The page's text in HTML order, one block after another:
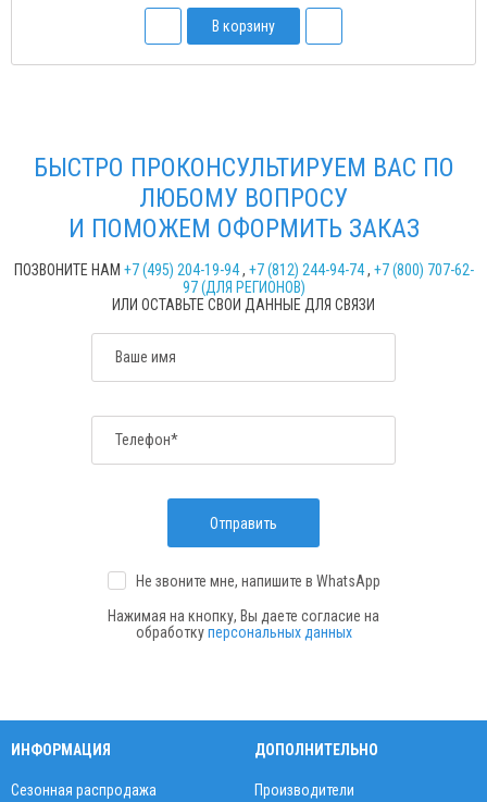
В корзину
БЫСТРО ПРОКОНСУЛЬТИРУЕМ ВАС ПО
ЛЮБОМУ ВОПРОСУ
И ПОМОЖЕМ ОФОРМИТЬ ЗАКАЗ
ПОЗВОНИТЕ НАМ +7 (495) 204-19-94, +7 (812) 244-94-74, +7 (800) 707-62-
97 (ДЛЯ РЕГИОНОВ)
ИЛИ ОСТАВЬТЕ СВОИ ДАННЫЕ ДЛЯ СВЯЗИ
Ваше имя
Телефон*
Отправить
Не звоните мне, напишите в WhatsApp
Нажимая на кнопку, Вы даете согласие на
обработкуперсональных данных
ИНФОРМАЦИЯ
Сезонная распродажа
ДОПОЛНИТЕЛЬНО
Производители